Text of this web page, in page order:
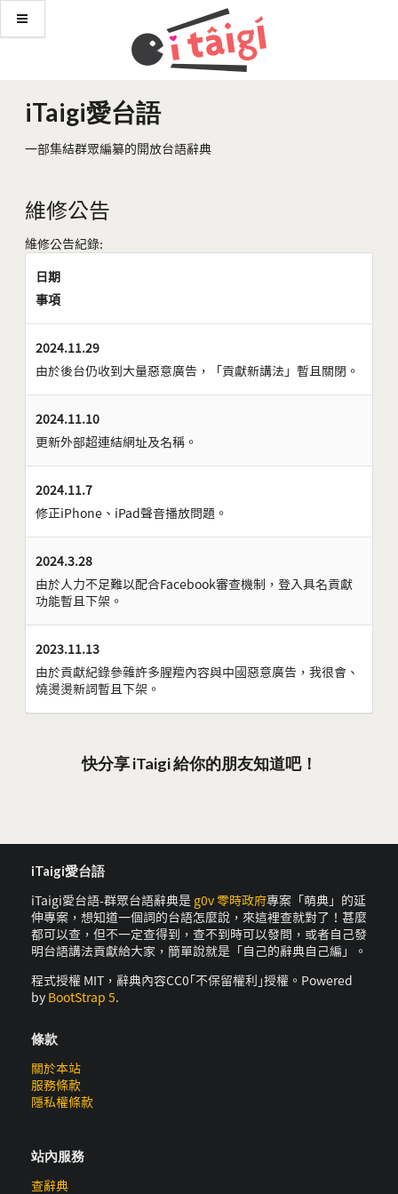
iTaigi愛台語
一部集結群眾編纂的開放台語辭典
維修公告
維修公告紀錄:
日期
事項
2024.11.29
由於後台仍收到大量惡意廣告，「貢獻新講法」暫且關閉。
2024.11.10
更新外部超連結網址及名稱。
2024.11.7
修正iPhone、iPad聲音播放問題。
2024.3.28
由於人力不足難以配合Facebook審查機制，登入具名貢獻
功能暫且下架。
2023.11.13
由於貢獻紀錄參雜許多腥羶內容與中國惡意廣告，我很會、
燒燙燙新詞暫且下架。
快分享 iTaigi 給你的朋友知道吧！
iTaigi愛台語
iTaigi愛台語-群眾台語辭典是 g0v 零時政府專案「萌典」的延
伸專案，想知道一個詞的台語怎麼說，來這裡查就對了！甚麼
都可以查，但不一定查得到，查不到時可以發問，或者自己發
明台語講法貢獻給大家，簡單說就是「自己的辭典自己編」。
程式授權 MIT，辭典內容CC0｢不保留權利｣授權。Powered
by BootStrap 5.
條款
關於本站
服務條款
隱私權條款
站內服務
查辭典